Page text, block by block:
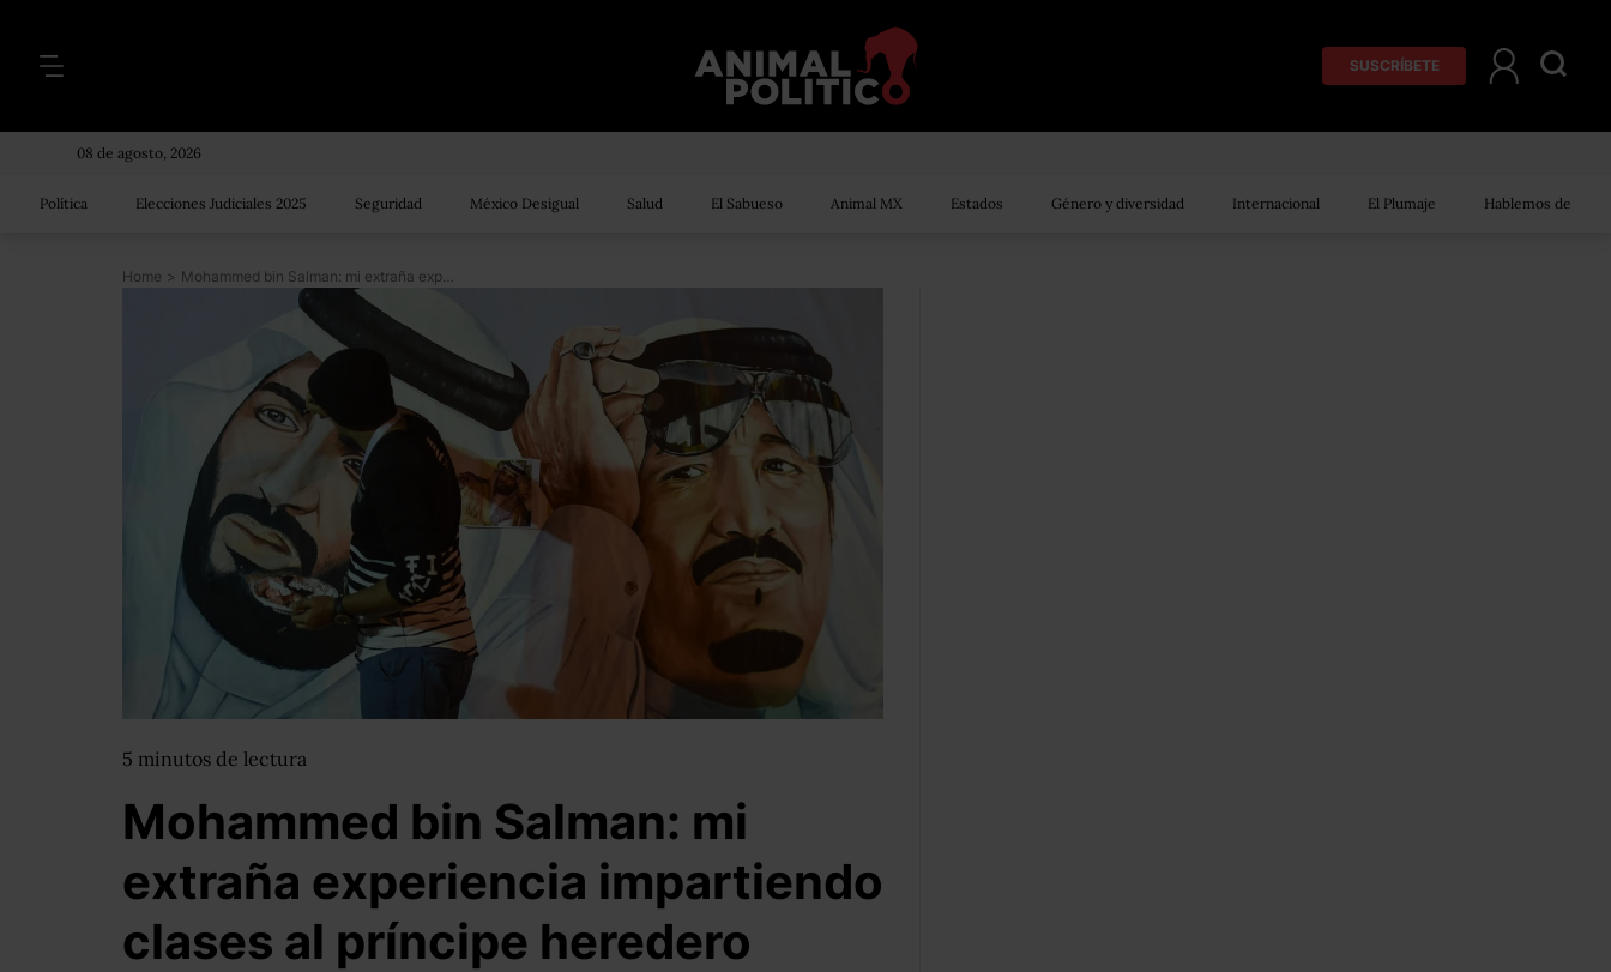
SUSCRÍBETE
08 de agosto, 2026
Política Elecciones Judiciales 2025 Seguridad México Desigual Salud El Sabueso Animal MX Estados Género y diversidad Internacional El Plumaje Hablemos de
Home > Mohammed bin Salman: mi extraña experiencia impartiendo clases al príncipe heredero saudita
5 minutos de lectura
Mohammed bin Salman: mi
extraña experiencia impartiendo
clases al príncipe heredero